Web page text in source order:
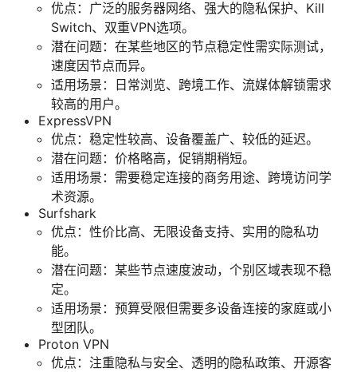
优点：广泛的服务器网络、强大的隐私保护、Kill
Switch、双重VPN选项。
潜在问题：在某些地区的节点稳定性需实际测试，
速度因节点而异。
适用场景：日常浏览、跨境工作、流媒体解锁需求
较高的用户。
ExpressVPN
优点：稳定性较高、设备覆盖广、较低的延迟。
潜在问题：价格略高，促销期稍短。
适用场景：需要稳定连接的商务用途、跨境访问学
术资源。
Surfshark
优点：性价比高、无限设备支持、实用的隐私功
能。
潜在问题：某些节点速度波动，个别区域表现不稳
定。
适用场景：预算受限但需要多设备连接的家庭或小
型团队。
Proton VPN
优点：注重隐私与安全、透明的隐私政策、开源客